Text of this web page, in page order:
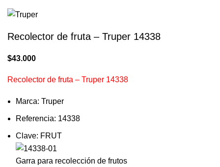
Recolector de fruta – Truper 14338
$43.000
Recolector de fruta – Truper 14338
Marca: Truper
Referencia: 14338
Clave: FRUT
Garra para recolección de frutos